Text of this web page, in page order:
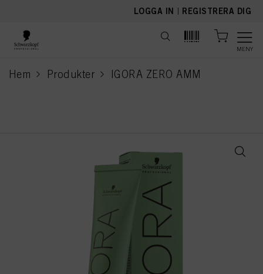
LOGGA IN | REGISTRERA DIG
MENY
Hem Produkter IGORA ZERO AMM
current page